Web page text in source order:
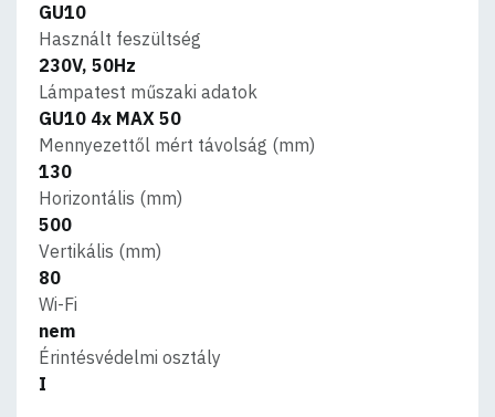
GU10
Használt feszültség
230V, 50Hz
Lámpatest műszaki adatok
GU10 4x MAX 50
Mennyezettől mért távolság (mm)
130
Horizontális (mm)
500
Vertikális (mm)
80
Wi-Fi
nem
Érintésvédelmi osztály
I